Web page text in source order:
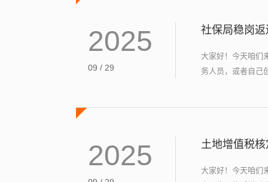
2025
09 / 29
社保局稳岗
大家好！今天咱们
务人员，或者自己
2025 土地增值税
大家好！今天咱们